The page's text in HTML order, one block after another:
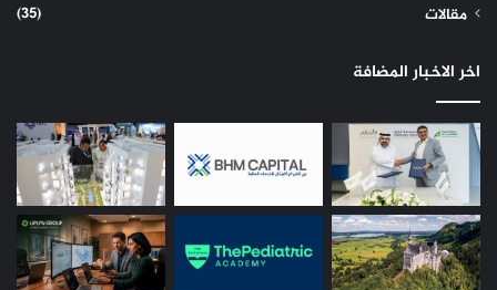
مقالات
(35)
اخر الاخبار المضافة